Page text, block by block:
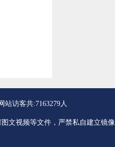
站访客共:7163279人
文视频等文件，严禁私自建立镜像